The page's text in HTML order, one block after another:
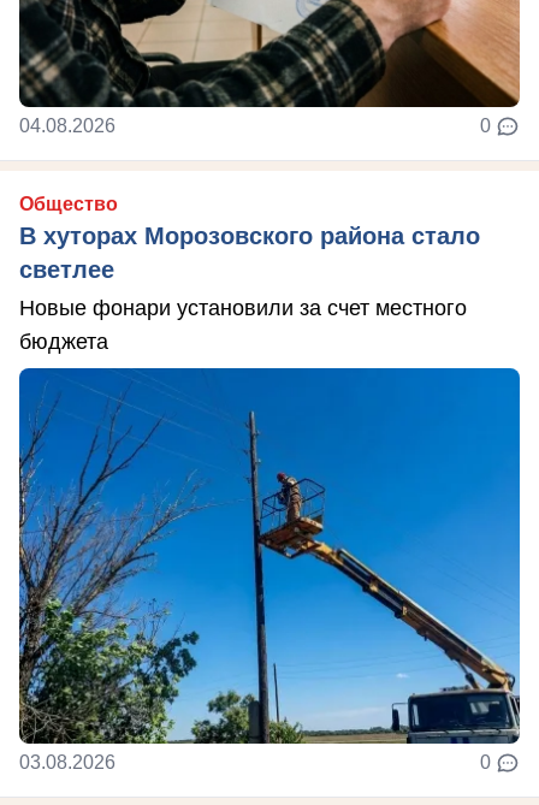
04.08.2026 0
Общество
В хуторах Морозовского района стало
светлее
Новые фонари установили за счет местного
бюджета
03.08.2026 0